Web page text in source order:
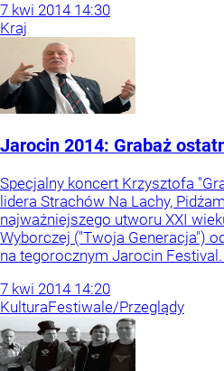
7 kwi 2014 14:30
Kraj
Jarocin 2014: Grabaż
Specjalny koncert Krzysztofa
lidera Strachów Na Lachy,
najważniejszego utworu XXI
Wyborczej ("Twoja Generacja")
na tegorocznym Jarocin Festival.
7 kwi 2014 14:20
KulturaFestiwale/Przeglądy